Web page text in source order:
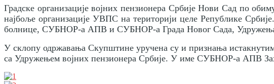
Градске организације војних пензионера Србије Нови Сад по
најбоље организације УВПС на територији целе Републике
болнице, СУБНОР-а АПВ и СУБНОР-а Града Новог Сада, Удружења
У склопу одржавања Скупштине уручена су и признања
са Удружењем војних пензионера Србије. У име СУБНОР-а АПВ